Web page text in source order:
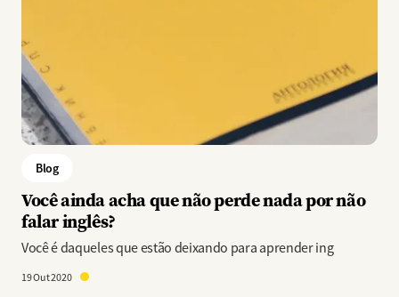
Blog
Você ainda acha que não perde nada por não
falar inglês?
Você é daqueles que estão deixando para aprender ing
19 Out 2020